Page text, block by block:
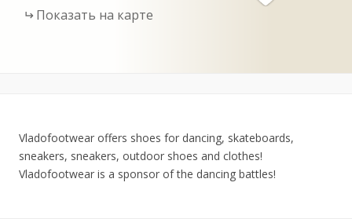
Показать на карте
Vladofootwear offers shoes for dancing, skateboards,
sneakers, sneakers, outdoor shoes and clothes!
Vladofootwear is a sponsor of the dancing battles!